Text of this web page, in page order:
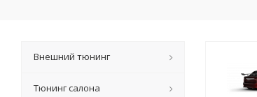
Внешний тюнинг
Тюнинг салона